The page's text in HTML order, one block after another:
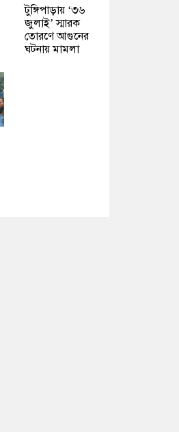
টুঙ্গিপাড়ায় ‘৩৬
জুলাই’ স্মারক
তোরণে আগুনের
ঘটনায় মামলা